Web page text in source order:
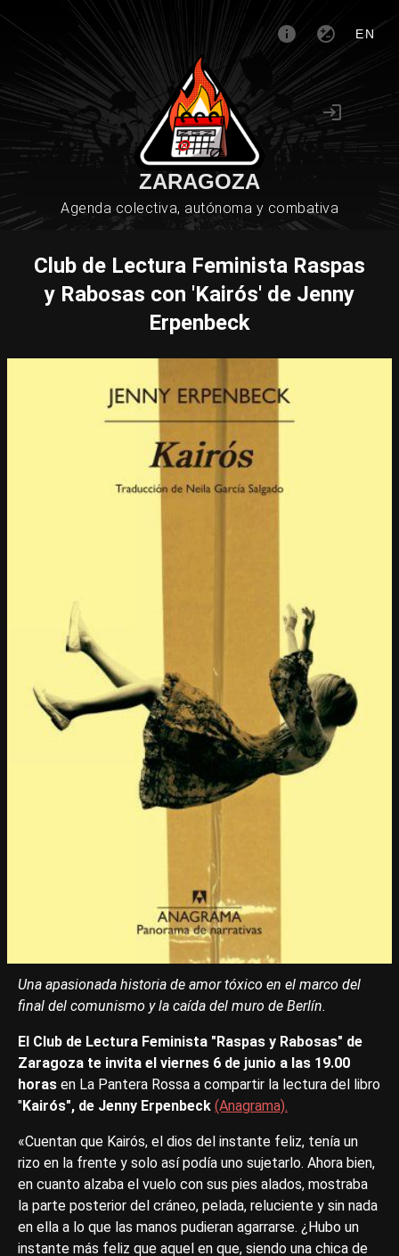
EN
ZARAGOZA
Agenda colectiva, autónoma y combativa
Club de Lectura Feminista Raspas
y Rabosas con 'Kairós' de Jenny
Erpenbeck
Una apasionada historia de amor tóxico en el marco del
final del comunismo y la caída del muro de Berlín.
El Club de Lectura Feminista "Raspas y Rabosas" de
Zaragoza te invita el viernes 6 de junio a las 19.00
horas en La Pantera Rossa a compartir la lectura del libro
"Kairós", de Jenny Erpenbeck (Anagrama).
«Cuentan que Kairós, el dios del instante feliz, tenía un
rizo en la frente y solo así podía uno sujetarlo. Ahora bien,
en cuanto alzaba el vuelo con sus pies alados, mostraba
la parte posterior del cráneo, pelada, reluciente y sin nada
en ella a lo que las manos pudieran agarrarse. ¿Hubo un
instante más feliz que aquel en que, siendo una chica de